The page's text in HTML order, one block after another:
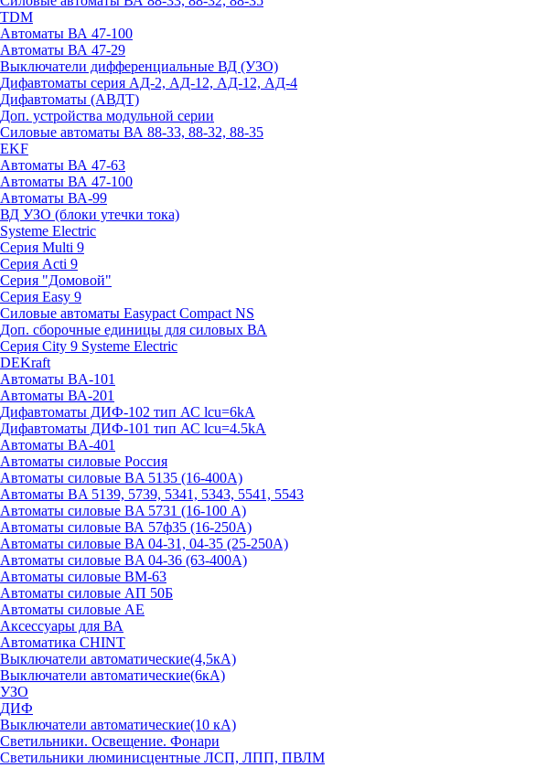
TDM
Автоматы ВА 47-100
Автоматы ВА 47-29
Выключатели дифференциальные ВД (УЗО)
Дифавтоматы серия АД-2, АД-12, АД-12, АД-4
Дифавтоматы (АВДТ)
Доп. устройства модульной серии
Силовые автоматы ВА 88-33, 88-32, 88-35
EKF
Автоматы ВА 47-63
Автоматы ВА 47-100
Автоматы ВА-99
ВД УЗО (блоки утечки тока)
Systeme Electric
Серия Multi 9
Серия Acti 9
Серия "Домовой"
Серия Easy 9
Силовые автоматы Easypact Compact NS
Доп. сборочные единицы для силовых ВА
Серия City 9 Systeme Electric
DEKraft
Автоматы BA-101
Автоматы ВА-201
Дифавтоматы ДИФ-102 тип АС lcu=6kA
Дифавтоматы ДИФ-101 тип АС lcu=4.5kA
Автоматы BA-401
Автоматы силовые Россия
Автоматы силовые BA 5135 (16-400А)
Автоматы BA 5139, 5739, 5341, 5343, 5541, 5543
Автоматы силовые BA 5731 (16-100 А)
Автоматы силовые ВА 57ф35 (16-250А)
Автоматы силовые BA 04-31, 04-35 (25-250А)
Автоматы силовые BA 04-36 (63-400А)
Автоматы силовые ВМ-63
Автоматы силовые АП 50Б
Автоматы силовые АЕ
Аксессуары для ВА
Автоматика CHINT
Выключатели автоматические(4,5кА)
Выключатели автоматические(6кА)
УЗО
ДИФ
Выключатели автоматические(10 кА)
Светильники. Освещение. Фонари
Светильники люминисцентные ЛСП, ЛПП, ПВЛМ